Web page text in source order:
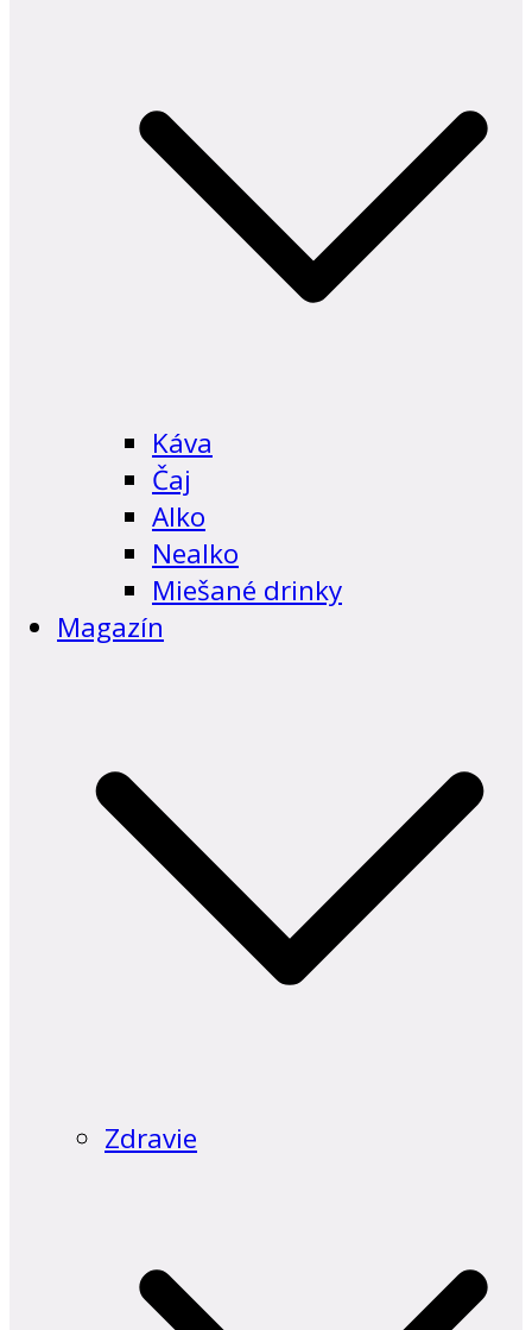
Káva
Čaj
Alko
Nealko
Miešané drinky
Magazín
Zdravie